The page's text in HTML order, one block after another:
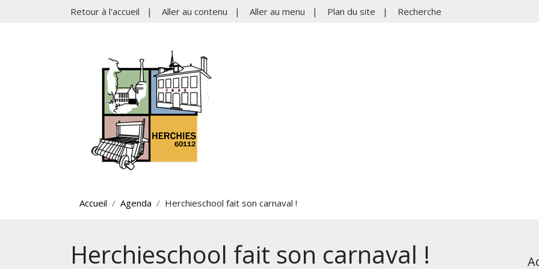
Retour à l'accueil | Aller au contenu | Aller au menu | Plan du site | Recherche
Accueil Agenda Herchieschool fait son carnaval !
Herchieschool fait son carnaval !